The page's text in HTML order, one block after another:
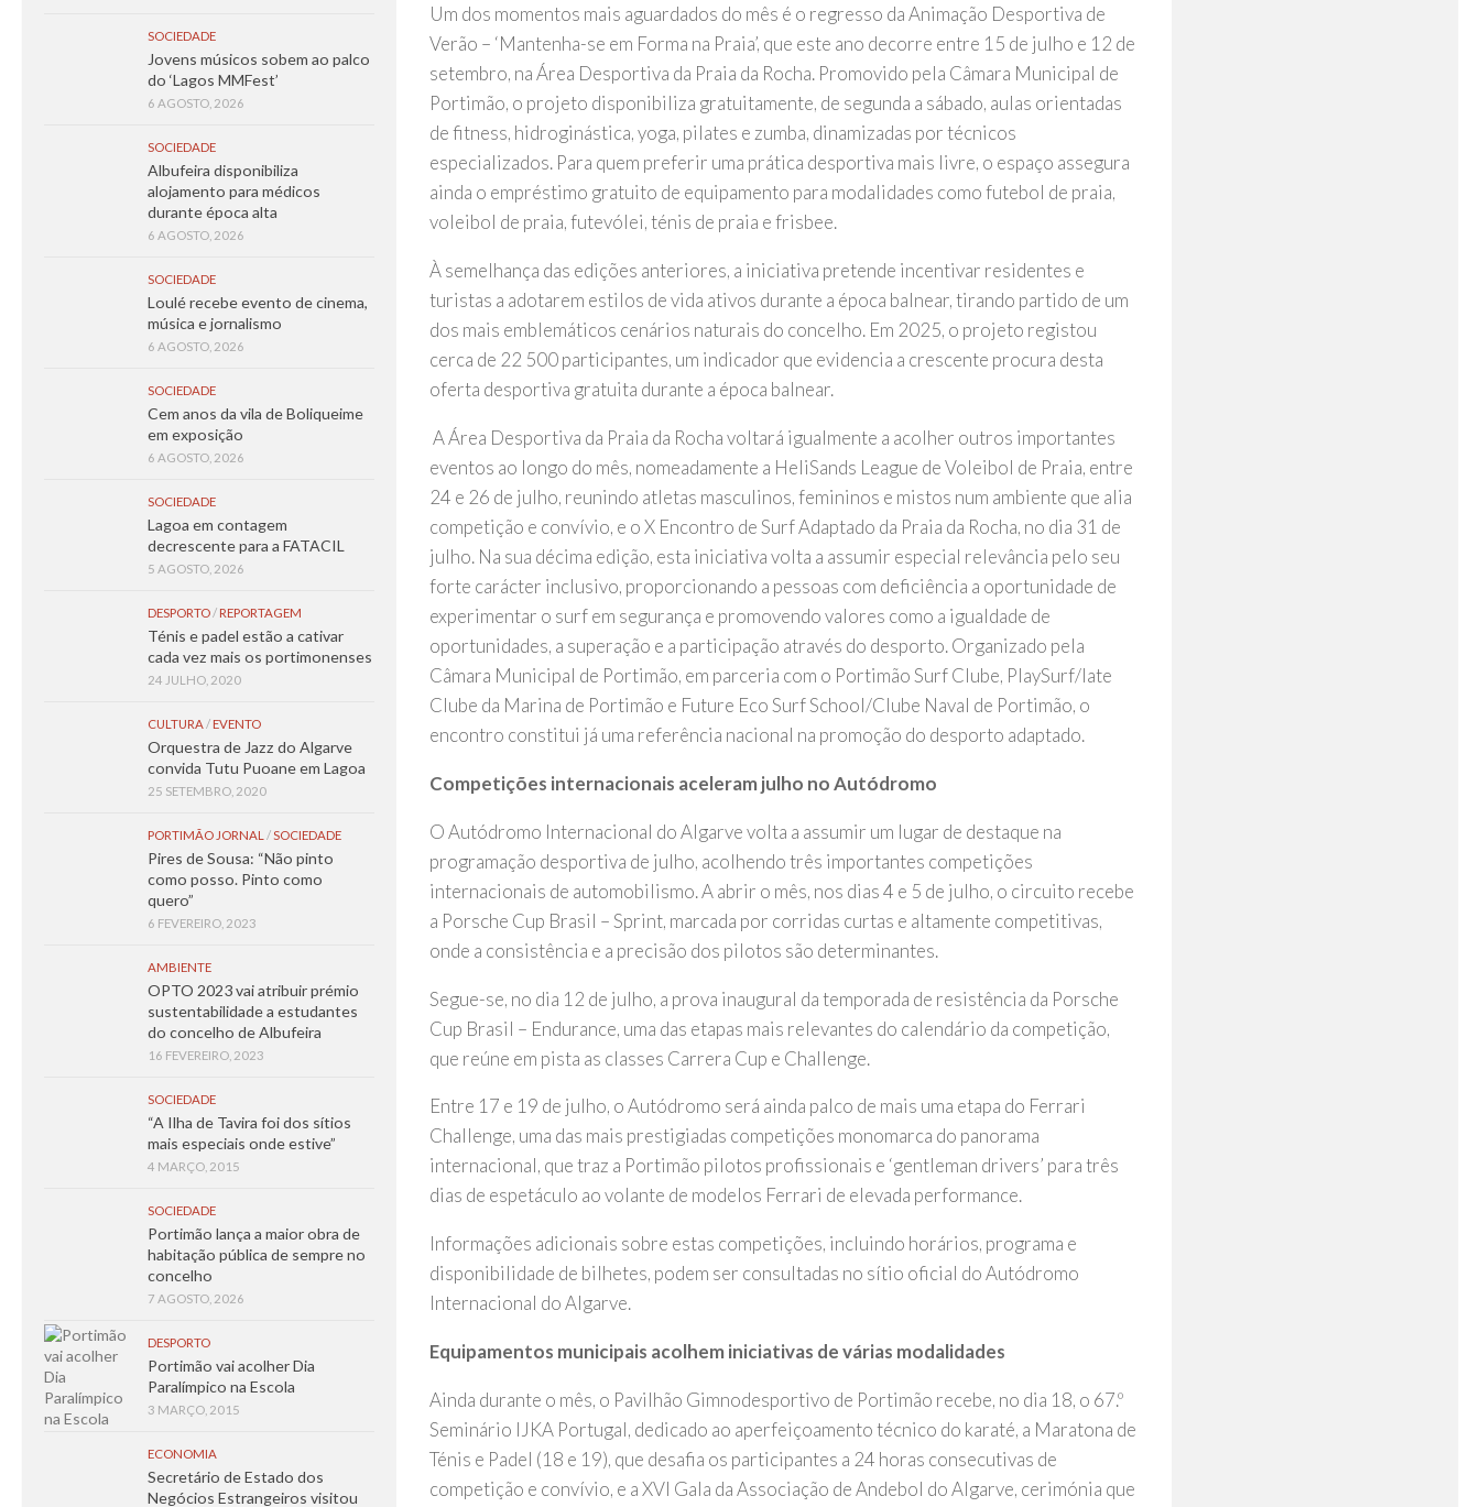
Um dos momentos mais aguardados do mês é o regresso da Animação Desportiva de
Verão – ‘Mantenha-se em Forma na Praia’, que este ano decorre entre 15 de julho e 12 de
setembro, na Área Desportiva da Praia da Rocha. Promovido pela Câmara Municipal de
Portimão, o projeto disponibiliza gratuitamente, de segunda a sábado, aulas orientadas
de fitness, hidroginástica, yoga, pilates e zumba, dinamizadas por técnicos
especializados. Para quem preferir uma prática desportiva mais livre, o espaço assegura
ainda o empréstimo gratuito de equipamento para modalidades como futebol de praia,
voleibol de praia, futevólei, ténis de praia e frisbee.
À semelhança das edições anteriores, a iniciativa pretende incentivar residentes e
turistas a adotarem estilos de vida ativos durante a época balnear, tirando partido de um
dos mais emblemáticos cenários naturais do concelho. Em 2025, o projeto registou
cerca de 22 500 participantes, um indicador que evidencia a crescente procura desta
oferta desportiva gratuita durante a época balnear.
A Área Desportiva da Praia da Rocha voltará igualmente a acolher outros importantes
eventos ao longo do mês, nomeadamente a HeliSands League de Voleibol de Praia, entre
24 e 26 de julho, reunindo atletas masculinos, femininos e mistos num ambiente que alia
competição e convívio, e o X Encontro de Surf Adaptado da Praia da Rocha, no dia 31 de
julho. Na sua décima edição, esta iniciativa volta a assumir especial relevância pelo seu
forte carácter inclusivo, proporcionando a pessoas com deficiência a oportunidade de
experimentar o surf em segurança e promovendo valores como a igualdade de
oportunidades, a superação e a participação através do desporto. Organizado pela
Câmara Municipal de Portimão, em parceria com o Portimão Surf Clube, PlaySurf/Iate
Clube da Marina de Portimão e Future Eco Surf School/Clube Naval de Portimão, o
encontro constitui já uma referência nacional na promoção do desporto adaptado.
Competições internacionais aceleram julho no Autódromo
O Autódromo Internacional do Algarve volta a assumir um lugar de destaque na
programação desportiva de julho, acolhendo três importantes competições
internacionais de automobilismo. A abrir o mês, nos dias 4 e 5 de julho, o circuito recebe
a Porsche Cup Brasil – Sprint, marcada por corridas curtas e altamente competitivas,
onde a consistência e a precisão dos pilotos são determinantes.
Segue-se, no dia 12 de julho, a prova inaugural da temporada de resistência da Porsche
Cup Brasil – Endurance, uma das etapas mais relevantes do calendário da competição,
que reúne em pista as classes Carrera Cup e Challenge.
Entre 17 e 19 de julho, o Autódromo será ainda palco de mais uma etapa do Ferrari
Challenge, uma das mais prestigiadas competições monomarca do panorama
internacional, que traz a Portimão pilotos profissionais e ‘gentleman drivers’ para três
dias de espetáculo ao volante de modelos Ferrari de elevada performance.
Informações adicionais sobre estas competições, incluindo horários, programa e
disponibilidade de bilhetes, podem ser consultadas no sítio oficial do Autódromo
Internacional do Algarve.
Equipamentos municipais acolhem iniciativas de várias modalidades
Ainda durante o mês, o Pavilhão Gimnodesportivo de Portimão recebe, no dia 18, o 67.º
Seminário IJKA Portugal, dedicado ao aperfeiçoamento técnico do karaté, a Maratona de
Ténis e Padel (18 e 19), que desafia os participantes a 24 horas consecutivas de
competição e convívio, e a XVI Gala da Associação de Andebol do Algarve, cerimónia que
SOCIEDADE
Jovens músicos sobem ao palco
do ‘Lagos MMFest’
6 AGOSTO, 2026
SOCIEDADE
Albufeira disponibiliza
alojamento para médicos
durante época alta
6 AGOSTO, 2026
SOCIEDADE
Loulé recebe evento de cinema,
música e jornalismo
6 AGOSTO, 2026
SOCIEDADE
Cem anos da vila de Boliqueime
em exposição
6 AGOSTO, 2026
SOCIEDADE
Lagoa em contagem
decrescente para a FATACIL
5 AGOSTO, 2026
DESPORTO/ REPORTAGEM
Ténis e padel estão a cativar
cada vez mais os portimonenses
24 JULHO, 2020
CULTURA/ EVENTO
Orquestra de Jazz do Algarve
convida Tutu Puoane em Lagoa
25 SETEMBRO, 2020
PORTIMÃO JORNAL /SOCIEDADE
Pires de Sousa: “Não pinto
como posso. Pinto como
quero”
6 FEVEREIRO, 2023
AMBIENTE
OPTO 2023 vai atribuir prémio
sustentabilidade a estudantes
do concelho de Albufeira
16 FEVEREIRO, 2023
SOCIEDADE
“A Ilha de Tavira foi dos sítios
mais especiais onde estive”
4 MARÇO, 2015
SOCIEDADE
Portimão lança a maior obra de
habitação pública de sempre no
concelho
7 AGOSTO, 2026
DESPORTO
Portimão vai acolher Dia
Paralímpico na Escola
3 MARÇO, 2015
ECONOMIA
Secretário de Estado dos
Negócios Estrangeiros visitou